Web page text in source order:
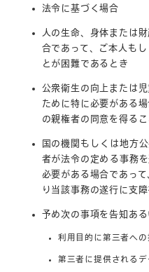
法令に基づく場合
人の生命、身体または
合であって、ご本人も
とが困難であるとき
公衆衛生の向上または
ために特に必要がある
の親権者の同意を得る
国の機関もしくは地方
者が法令の定める事務
必要がある場合であっ
り当該事務の遂行に支
予め次の事項を告知あ
利用目的に第三者への
第三者に提供されるデ